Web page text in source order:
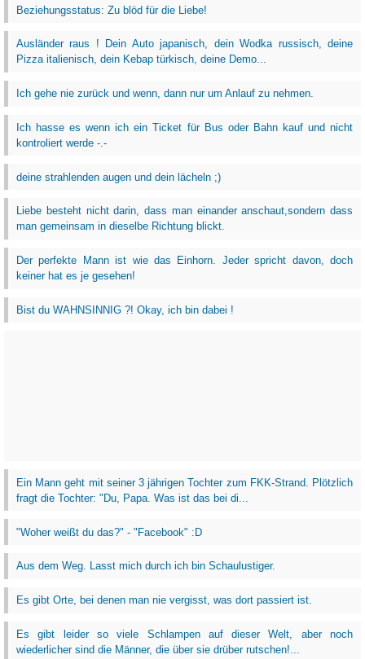
Beziehungsstatus: Zu blöd für die Liebe!
Ausländer raus ! Dein Auto japanisch, dein Wodka russisch, deine
Pizza italienisch, dein Kebap türkisch, deine Demo...
Ich gehe nie zurück und wenn, dann nur um Anlauf zu nehmen.
Ich hasse es wenn ich ein Ticket für Bus oder Bahn kauf und nicht
kontroliert werde -.-
deine strahlenden augen und dein lächeln ;)
Liebe besteht nicht darin, dass man einander anschaut,sondern dass
man gemeinsam in dieselbe Richtung blickt.
Der perfekte Mann ist wie das Einhorn. Jeder spricht davon, doch
keiner hat es je gesehen!
Bist du WAHNSINNIG ?! Okay, ich bin dabei !
Ein Mann geht mit seiner 3 jährigen Tochter zum FKK-Strand. Plötzlich
fragt die Tochter: "Du, Papa. Was ist das bei di...
"Woher weißt du das?" - "Facebook" :D
Aus dem Weg. Lasst mich durch ich bin Schaulustiger.
Es gibt Orte, bei denen man nie vergisst, was dort passiert ist.
Es gibt leider so viele Schlampen auf dieser Welt, aber noch
wiederlicher sind die Männer, die über sie drüber rutschen!...